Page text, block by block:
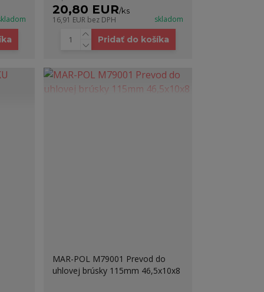
20,80 EUR/ks
16,91 EUR bez DPH skladom
Pridať do košíka
MAR-POL M79001 Prevod do
uhlovej brúsky 115mm 46,5x10x8